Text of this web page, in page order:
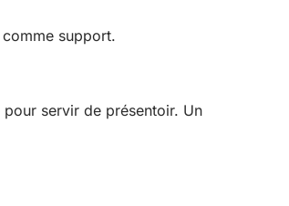
support.
servir de présentoir. Un